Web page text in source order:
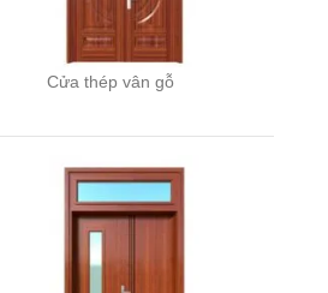
Cửa thép vân gỗ